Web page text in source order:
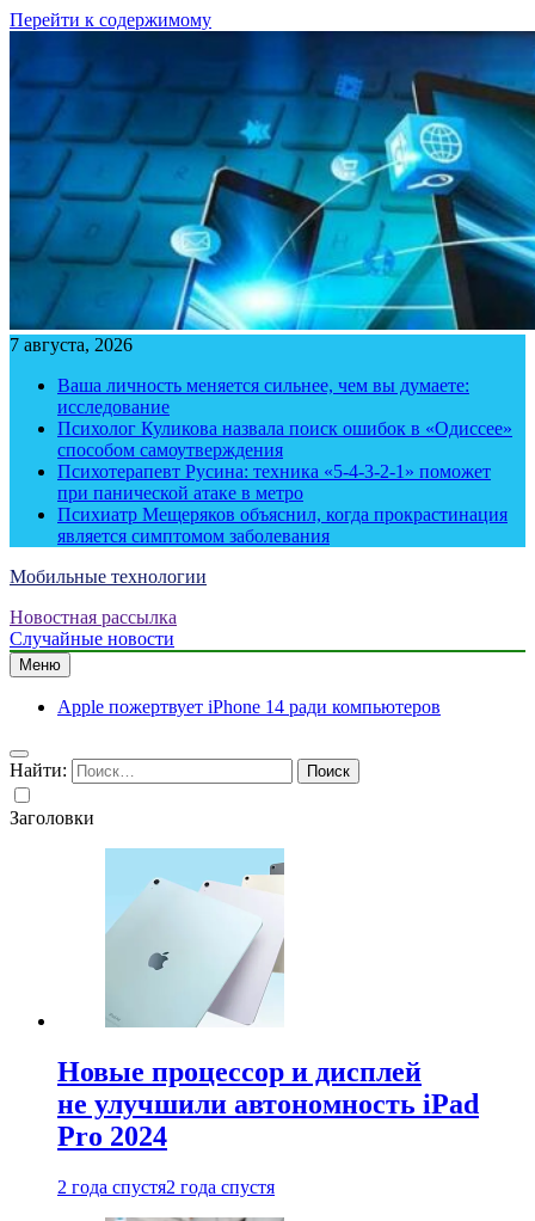
Перейти к содержимому
7 августа, 2026
Ваша личность меняется сильнее, чем вы думаете:
исследование
Психолог Куликова назвала поиск ошибок в «Одиссее»
способом самоутверждения
Психотерапевт Русина: техника «5-4-3-2-1» поможет
при панической атаке в метро
Психиатр Мещеряков объяснил, когда прокрастинация
является симптомом заболевания
Мобильные технологии
Новостная рассылка
Случайные новости
Меню
Apple пожертвует iPhone 14 ради компьютеров
Найти:
Заголовки
Новые процессор и дисплей
не улучшили автономность iPad
Pro 2024
2 года спустя2 года спустя